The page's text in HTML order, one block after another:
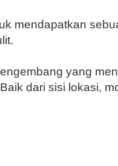
mendapatkan
yang
dari sisi lokasi,